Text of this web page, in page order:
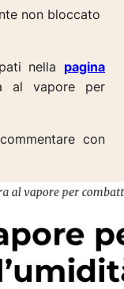
non bloccato
nella pagina
al vapore per
con